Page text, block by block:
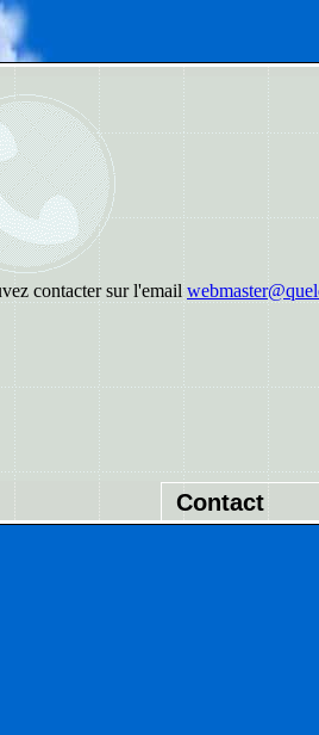
contacter sur l'email
Contact